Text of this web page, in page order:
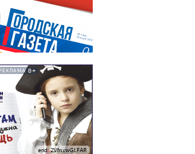
0+
erid: 2VfnxwGLFAR